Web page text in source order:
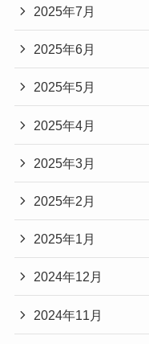
2025年7月
2025年6月
2025年5月
2025年4月
2025年3月
2025年2月
2025年1月
2024年12月
2024年11月